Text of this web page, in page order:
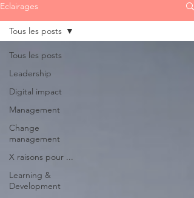
Eclairages
Tous les posts
Leadership
Digital impact
Management
Change
management
X raisons pour ...
Learning &
Development
Tous les posts